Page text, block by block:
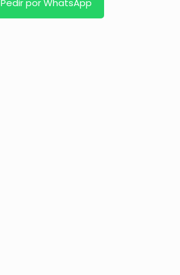
Pedir por WhatsApp